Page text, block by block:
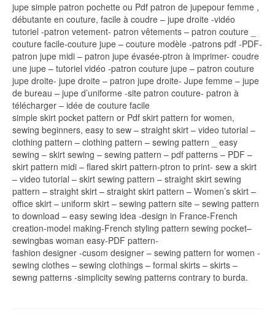
jupe simple patron pochette ou Pdf patron de jupepour femme ,
débutante en couture, facile à coudre – jupe droite -vidéo
tutoriel -patron vetement- patron vêtements – patron couture _
couture facile-couture jupe – couture modèle -patrons pdf -PDF-
patron jupe midi – patron jupe évasée-ptron à imprimer- coudre
une jupe – tutoriel vidéo -patron couture jupe – patron couture
jupe droite- jupe droite – patron jupe droite- Jupe femme – jupe
de bureau – jupe d’uniforme -site patron couture- patron à
télécharger – idée de couture facile
simple skirt pocket pattern or Pdf skirt pattern for women,
sewing beginners, easy to sew – straight skirt – video tutorial –
clothing pattern – clothing pattern – sewing pattern _ easy
sewing – skirt sewing – sewing pattern – pdf patterns – PDF –
skirt pattern midi – flared skirt pattern-ptron to print- sew a skirt
– video tutorial – skirt sewing pattern – straight skirt sewing
pattern – straight skirt – straight skirt pattern – Women’s skirt –
office skirt – uniform skirt – sewing pattern site – sewing pattern
to download – easy sewing idea -design in France-French
creation-model making-French styling pattern sewing pocket–
sewingbas woman easy-PDF pattern-
fashion designer -cusom designer – sewing pattern for women -
sewing clothes – sewing clothings – formal skirts – skirts –
sewng patterns -simplicity sewing patterns contrary to burda.